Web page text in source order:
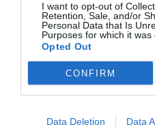
I want to opt-out of
Retention, Sale, and/or
Personal Data that Is
Purposes for which it was
Opted Out
CONFIRM
Data Deletion Data